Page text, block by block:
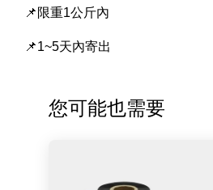
📌限重1公斤內
📌1~5天內寄出
您可能也需要